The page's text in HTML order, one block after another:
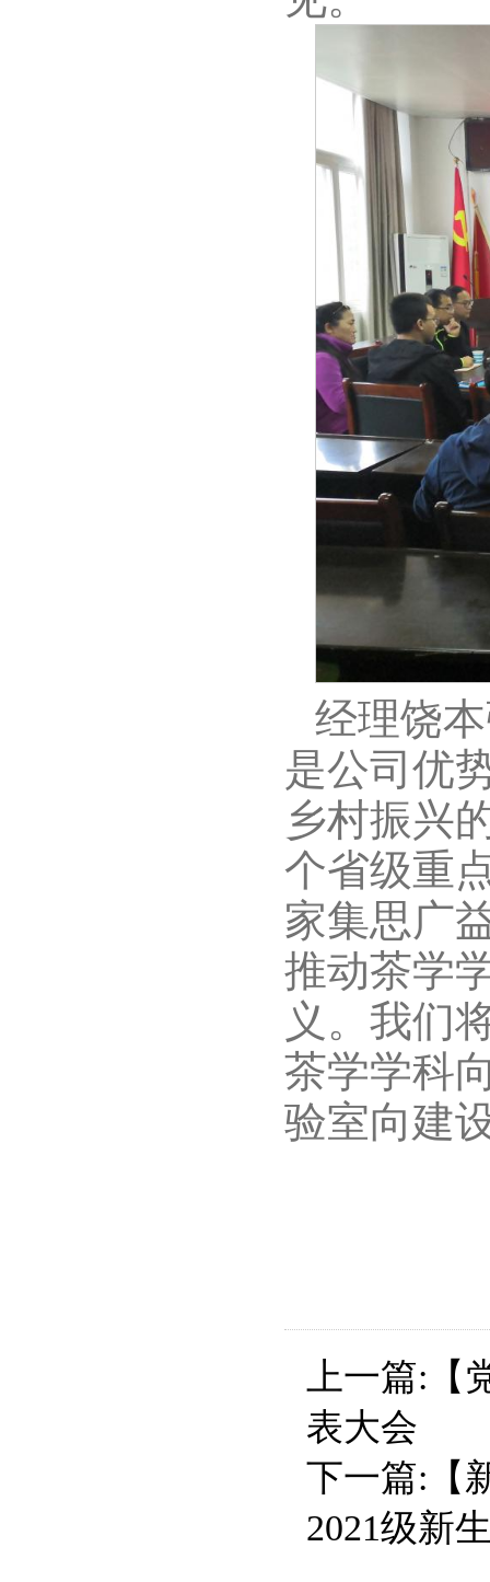
经理饶
是公司优
乡村振兴
个省级重
家集思广
推动茶学
义。我们
茶学学科
验室向建
上一篇:
表大会
下一篇:
2021级新